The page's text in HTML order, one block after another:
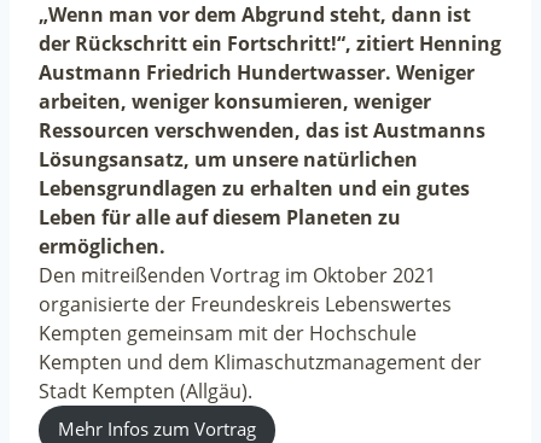
„Wenn man vor dem Abgrund steht, dann ist
der Rückschritt ein Fortschritt!“, zitiert Henning
Austmann Friedrich Hundertwasser. Weniger
arbeiten, weniger konsumieren, weniger
Ressourcen verschwenden, das ist Austmanns
Lösungsansatz, um unsere natürlichen
Lebensgrundlagen zu erhalten und ein gutes
Leben für alle auf diesem Planeten zu
ermöglichen.
Den mitreißenden Vortrag im Oktober 2021
organisierte der Freundeskreis Lebenswertes
Kempten gemeinsam mit der Hochschule
Kempten und dem Klimaschutzmanagement der
Stadt Kempten (Allgäu).
Mehr Infos zum Vortrag